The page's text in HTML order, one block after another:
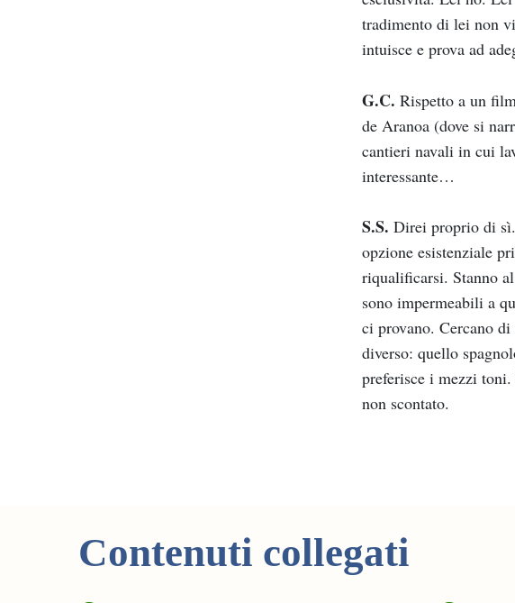
tradimento di lei non
intuisce e prova ad
G.C. Rispetto a un
de Aranoa (dove si
cantieri navali in cui
interessante…
S.S. Direi proprio di
opzione esistenziale
riqualificarsi. Stanno
sono impermeabili a
ci provano. Cercano
diverso: quello
preferisce i mezzi
non scontato.
Contenuti collegati